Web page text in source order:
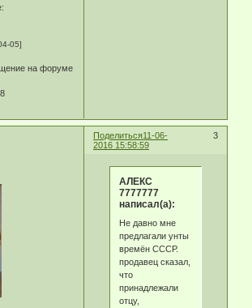
05]
Поделиться 3
11-06-
2016 15:58:59
АЛЕКС
7777777
написал(а):
Не давно мне
предлагали унты
времён СССР.
продавец сказал,
что
принадлежали
отцу,